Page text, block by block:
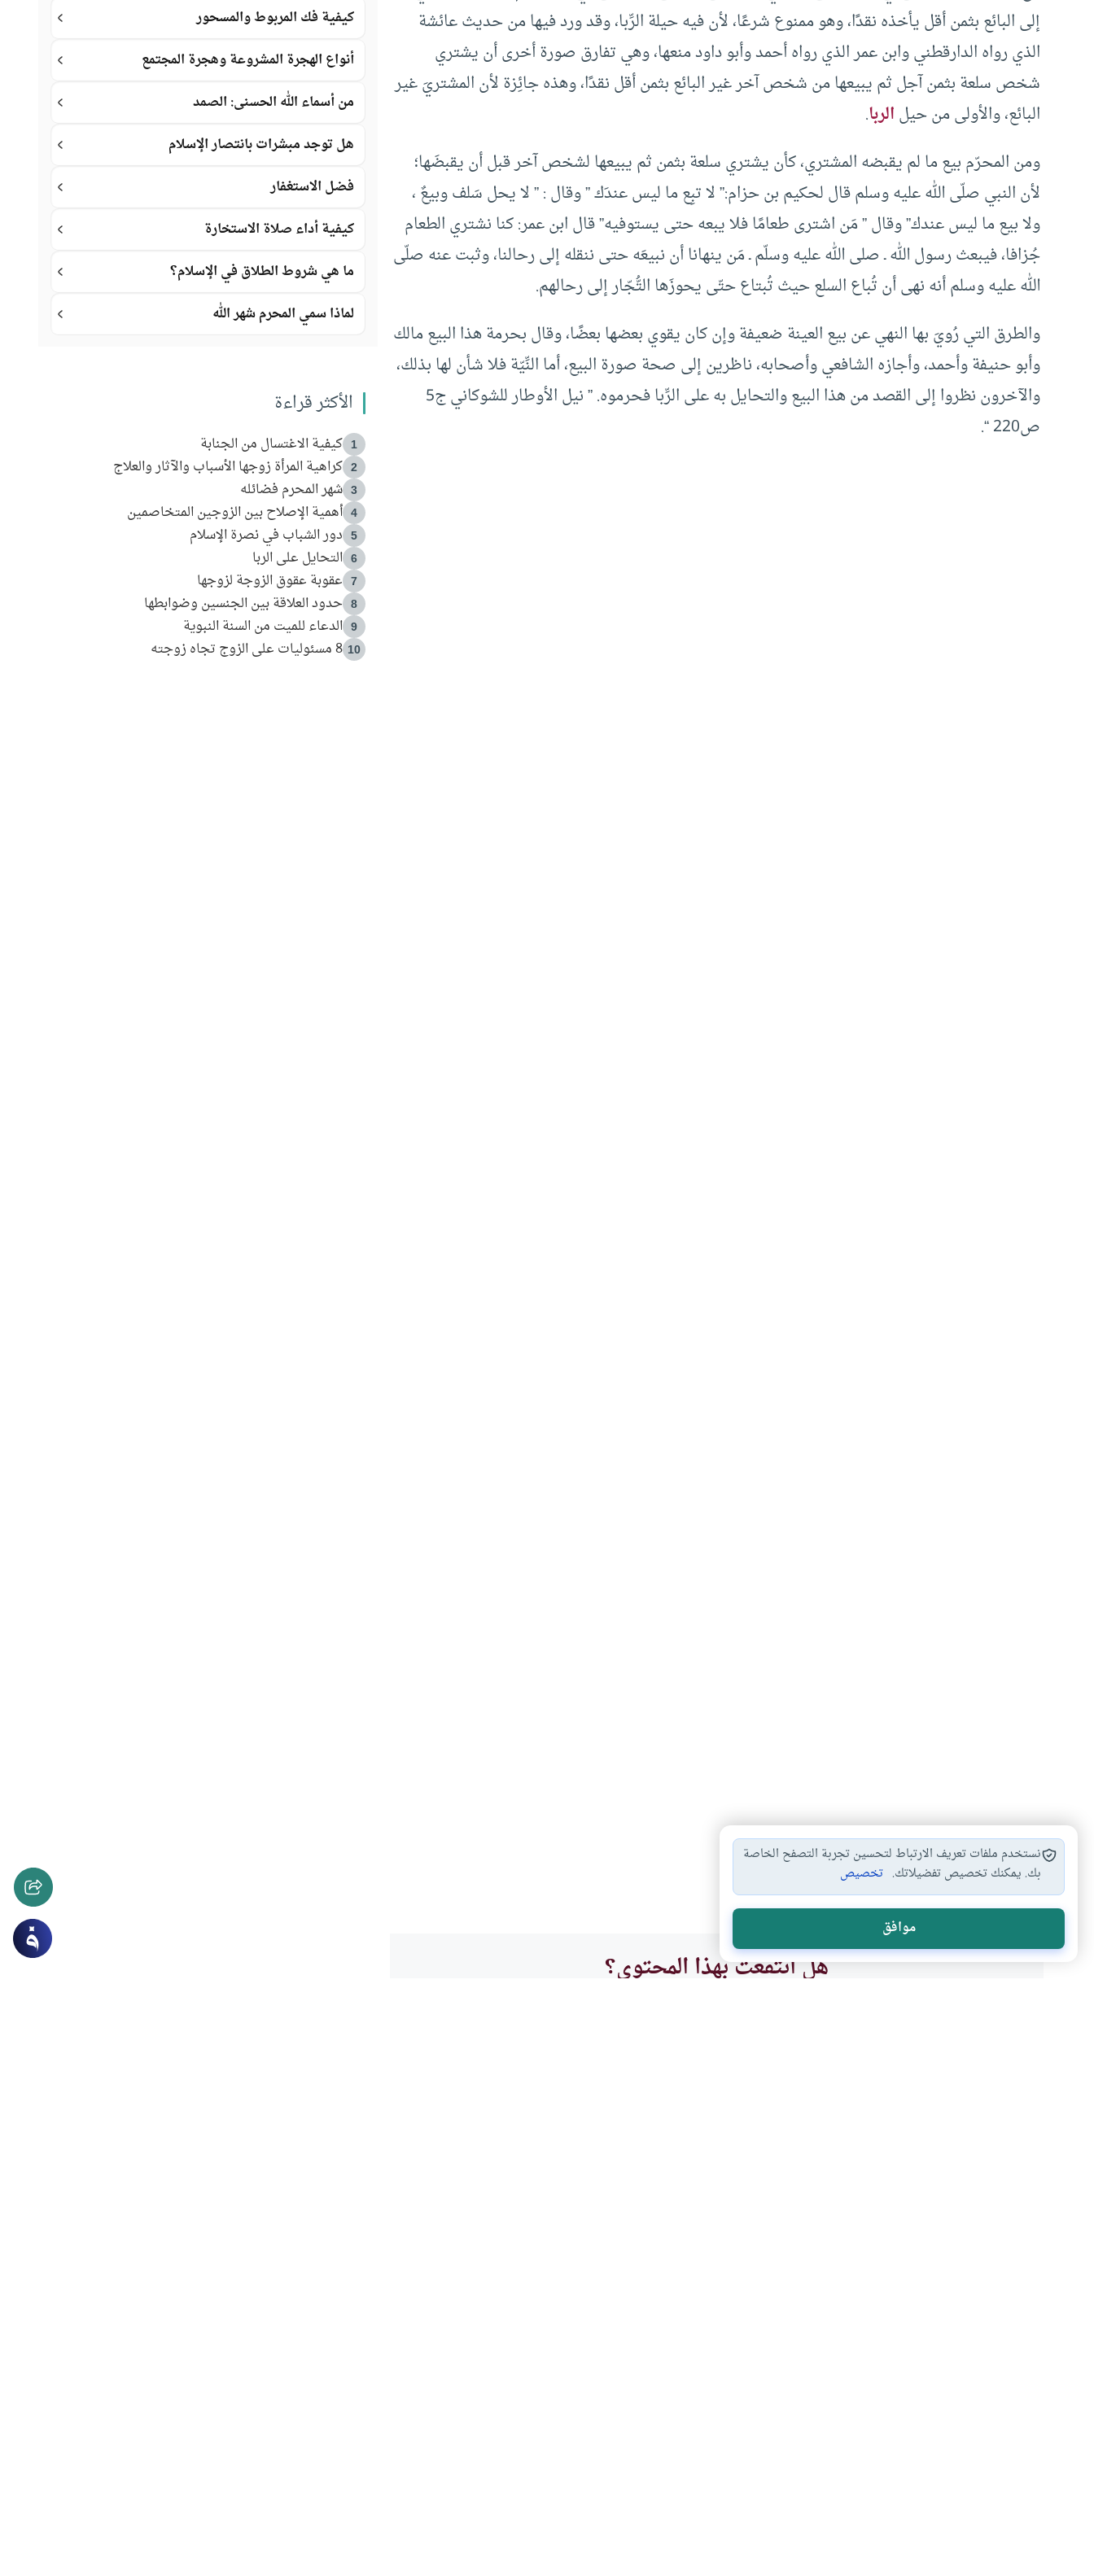
إلى البائع بثمن أقل يأخذه نقدًا، وهو ممنوع شرعًا، لأن فيه حيلة الرِّبا، وقد ورد فيها من حديث عائشة
الذي رواه الدارقطني وابن عمر الذي رواه أحمد وأبو داود منعها، وهي تفارق صورة أخرى أن يشتري
شخص سلعة بثمن آجل ثم يبيعها من شخص آخر غير البائع بثمن أقل نقدًا، وهذه جائِزة لأن المشتريَ غير
البائع، والأولى من حيلالربا.
ومن المحرّم بيع ما لم يقبضه المشتري، كأن يشتري سلعة بثمن ثم يبيعها لشخص آخر قبل أن يقبضَها؛
لأن النبي صلّى الله عليه وسلم قال لحكيم بن حزام:” لا تبِع ما ليس عندَك ” وقال : ” لا يحل سَلف وبيعٌ ،
ولا بيع ما ليس عندك” وقال ” مَن اشترى طعامًا فلا يبعه حتى يستوفيه” قال ابن عمر: كنا نشتري الطعام
جُزافا، فيبعث رسول الله ـ صلى الله عليه وسلّم ـ مَن ينهانا أن نبيعَه حتى ننقله إلى رحالنا، وثبت عنه صلّى
الله عليه وسلم أنه نهى أن تُباع السلع حيث تُبتاع حتّى يحوزَها التُّجّار إلى رحالهم.
والطرق التي رُويَ بها النهي عن بيع العينة ضعيفة وإن كان يقوي بعضها بعضًا، وقال بحرمة هذا البيع مالك
وأبو حنيفة وأحمد، وأجازه الشافعي وأصحابه، ناظرين إلى صحة صورة البيع، أما النِّيّة فلا شأن لها بذلك،
والآخرون نظروا إلى القصد من هذا البيع والتحايل به على الرِّبا فحرموه. ” نيل الأوطار للشوكاني ج5
ص220 “.
هل انتفعت بهذا المحتوى؟
كيفية فك المربوط والمسحور
أنواع الهجرة المشروعة وهجرة المجتمع
من أسماء الله الحسنى: الصمد
هل توجد مبشرات بانتصار الإسلام
فضل الاستغفار
كيفية أداء صلاة الاستخارة
ما هي شروط الطلاق في الإسلام؟
لماذا سمي المحرم شهر الله
الأكثر قراءة
1 كيفية الاغتسال من الجنابة
2 كراهية المرأة زوجها الأسباب والآثار والعلاج
3 شهر المحرم فضائله
4 أهمية الإصلاح بين الزوجين المتخاصمين
5 دور الشباب في نصرة الإسلام
6 التحايل على الربا
7 عقوبة عقوق الزوجة لزوجها
8 حدود العلاقة بين الجنسين وضوابطها
9 الدعاء للميت من السنة النبوية
10 8 مسئوليات على الزوج تجاه زوجته
نستخدم ملفات تعريف الارتباط لتحسين تجربة التصفح الخاصة
بك. يمكنك تخصيص تفضيلاتك. تخصيص
موافق